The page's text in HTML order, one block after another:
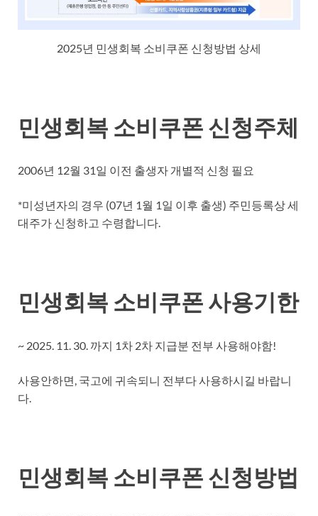
2025년 민생회복 소비쿠폰 신청방법 상세
민생회복 소비쿠폰 신청주체
2006년 12월 31일 이전 출생자 개별적 신청 필요
*미성년자의 경우 (07년 1월 1일 이후 출생) 주민등록상 세
대주가 신청하고 수령합니다.
민생회복 소비쿠폰 사용기한
~ 2025. 11. 30. 까지 1차 2차 지급분 전부 사용해야함!
사용안하면, 국고에 귀속되니 전부다 사용하시길 바랍니
다.
민생회복 소비쿠폰 신청방법